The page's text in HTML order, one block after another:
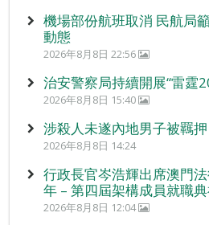
機場部份航班取消 民航局
動態
2026年8月8日 22:56
治安警察局持續開展“雷霆
2026年8月8日 15:40
涉殺人未遂內地男子被羈押
2026年8月8日 14:24
行政長官岑浩輝出席澳門
年 – 第四屆架構成員就職典
2026年8月8日 12:04